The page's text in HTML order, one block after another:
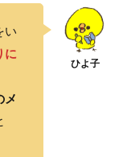
い
に
メ